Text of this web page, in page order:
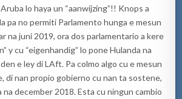
lo haya un “aanwijzing”!! Knops a
pa no permiti Parlamento hunga e mesun
na juni 2019, ora dos parlamentario a kere
y cu “eigenhandig” lo pone Hulanda na
e ley di LAft. Pa colmo algo cu e mesun
di nan propio gobierno cu nan ta sostene,
na december 2018. Esta cu ningun cambio